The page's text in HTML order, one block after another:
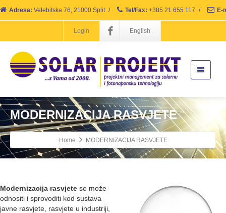
Adresa: Velebitska 76, 21000 Split / Tel/Fax: +385 21 655 117 / E-
Login English
MODERNIZACIJA RASVJETE
Home MODERNIZACIJA RASVJETE
Modernizacija rasvjete se može
odnositi i sprovoditi kod sustava
javne rasvjete, rasvjete u industriji,